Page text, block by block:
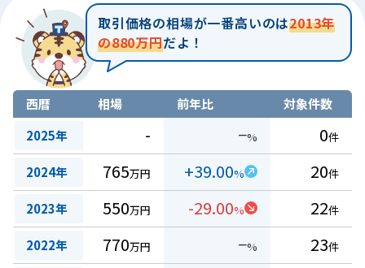
取引価格の相場が一番高いのは2013年
の880万円だよ！
西暦 相場 前年比
対象件数
2025年
- −% 0件
2024年 765万円 +39.00% 20件
2023年 550万円 -29.00% 22件
2022年 770万円 −% 23件